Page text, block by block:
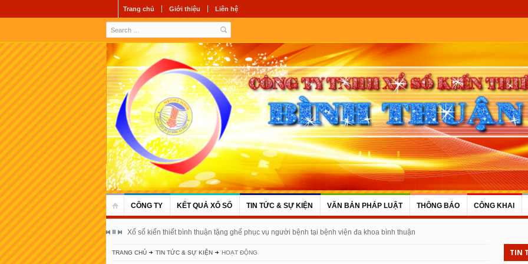
Trang chủ Giới thiệu Liên hệ
CÔNG TY KẾT QUẢ XỔ SỐ TIN TỨC & SỰ KIỆN VĂN BẢN PHÁP LUẬT THÔNG BÁO CÔNG KHAI
Xổ số kiến thiết bình thuận tặng ghế phục vụ người bệnh tại bệnh viện đa khoa bình thuận
TRANG CHỦ TIN TỨC & SỰ KIỆN HOẠT ĐỘNG TIN